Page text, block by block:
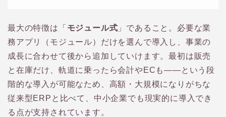
最大の特徴は「 モジュール式 」であること。必要な業
務アプリ（モジュール）だけを選んで導入し、事業の
成長に合わせて後から追加していけます。最初は販売
と在庫だけ、軌道に乗ったら会計やECも——という段
階的な導入が可能なため、高額・大規模になりがちな
従来型ERPと比べて、中小企業でも現実的に導入でき
る点が支持されています。